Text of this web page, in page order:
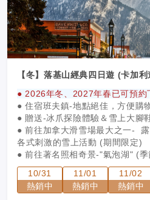
【冬】落基山經典四日遊 (卡加利
● 2026年冬、2027年春已可預約
● 住宿班夫鎮-地點絕佳，方便購
● 贈送-冰爪探險體驗＆雪上大腳
● 前往加拿大滑雪場最大之一-
各式刺激的雪上活動 (期間限定)
● 前往著名照相奇景-"氣泡湖" (季
● 專人專車定時定點接機，不需
● 協助入住酒店，安全安心
● 更多的重點行程停留時間，玩
10/31
熱銷中
11/01
熱銷中
11/02
熱銷中